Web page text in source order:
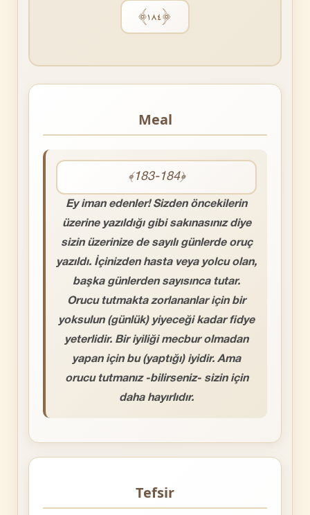
﴿١٨٤﴾
Meal
﴾183-184﴿
Ey iman edenler! Sizden öncekilerin
üzerine yazıldığı gibi sakınasınız diye
sizin üzerinize de sayılı günlerde oruç
yazıldı. İçinizden hasta veya yolcu olan,
başka günlerden sayısınca tutar.
Orucu tutmakta zorlananlar için bir
yoksulun (günlük) yiyeceği kadar fidye
yeterlidir. Bir iyiliği mecbur olmadan
yapan için bu (yaptığı) iyidir. Ama
orucu tutmanız -bilirseniz- sizin için
daha hayırlıdır.
Tefsir